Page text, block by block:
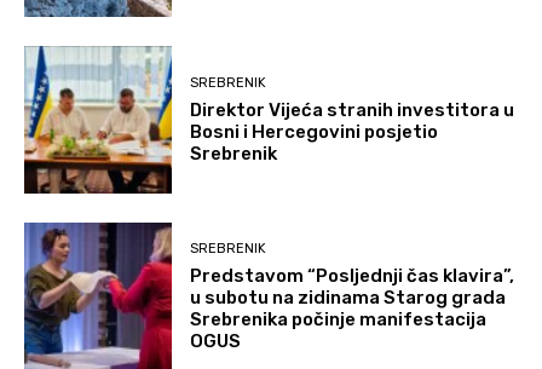
SREBRENIK
Direktor Vijeća stranih investitora u
Bosni i Hercegovini posjetio
Srebrenik
SREBRENIK
Predstavom “Posljednji čas klavira”,
u subotu na zidinama Starog grada
Srebrenika počinje manifestacija
OGUS